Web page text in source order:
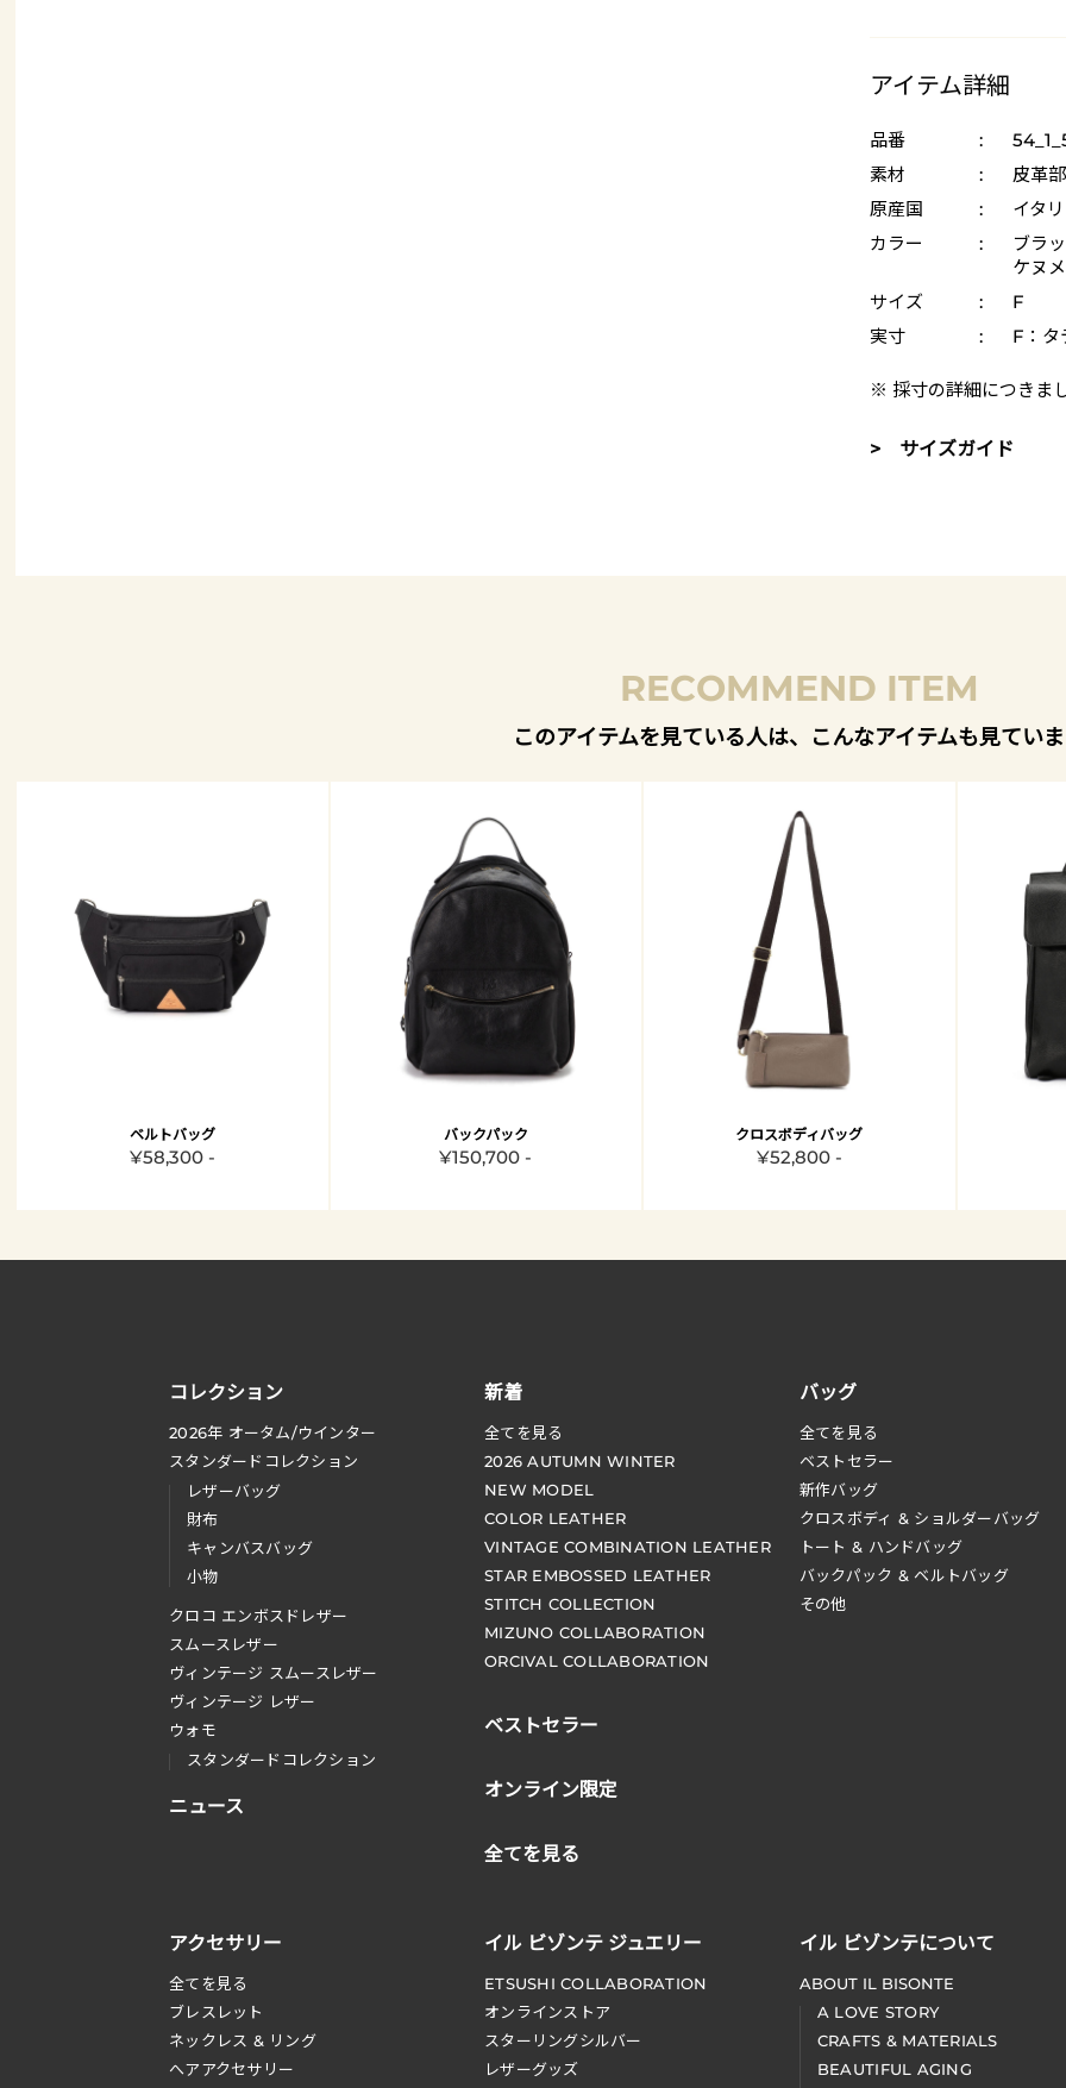
アイテム詳細
品番 :
素材
:
皮革
原産国
:
イタ
カラー
:
ブラ
ケヌ
サイズ
:
F
実寸
: F：タ
※ 採寸の詳細につきま
> サイズガイド
RECOMMEND ITEM
このアイテムを見ている人は、こんなアイテムも見てい
ベルトバッグ
¥58,300 -
バックパック
¥150,700 -
クロスボディバッグ
¥52,800 -
コレクション
2026年 オータム/ウインター
スタンダードコレクション
レザーバッグ
財布
キャンバスバッグ
小物
クロコ エンボスドレザー
スムースレザー
ヴィンテージ スムースレザー
ヴィンテージ レザー
ウォモ
スタンダードコレクション
ニュース
新着
全てを見る
2026 AUTUMN WINTER
NEW MODEL
COLOR LEATHER
VINTAGE COMBINATION LEATHER
STAR EMBOSSED LEATHER
STITCH COLLECTION
MIZUNO COLLABORATION
ORCIVAL COLLABORATION
ベストセラー
オンライン限定
全てを見る
バッグ
全てを見る
ベストセラー
新作バッグ
クロスボディ & ショルダーバッグ
トート & ハンドバッグ
バックパック & ベルトバッグ
その他
アクセサリー
全てを見る
ブレスレット
ネックレス & リング
へアアクセサリー
イル ビゾンテ ジュエリー
ETSUSHI COLLABORATION
オンラインストア
スターリングシルバー
レザーグッズ
イル ビゾンテについて
ABOUT IL BISONTE
A LOVE STORY
CRAFTS & MATERIALS
BEAUTIFUL AGING